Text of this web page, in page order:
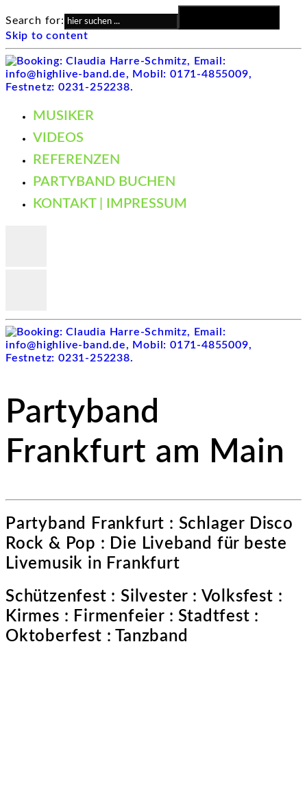
Search for:
Skip to content
MUSIKER
VIDEOS
REFERENZEN
PARTYBAND BUCHEN
KONTAKT | IMPRESSUM
Partyband
Frankfurt am Main
Partyband Frankfurt : Schlager Disco
Rock & Pop : Die Liveband für beste
Livemusik in Frankfurt
Schützenfest : Silvester : Volksfest :
Kirmes : Firmenfeier : Stadtfest :
Oktoberfest : Tanzband